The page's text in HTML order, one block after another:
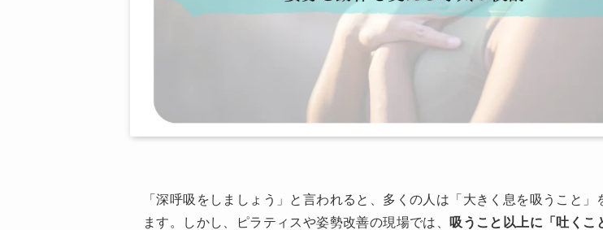
「深呼吸をしましょう」と言われると、多くの人は「大きく息を吸うこと」
ます。しかし、ピラティスや姿勢改善の現場では、
吸うこと以上に「吐くこ